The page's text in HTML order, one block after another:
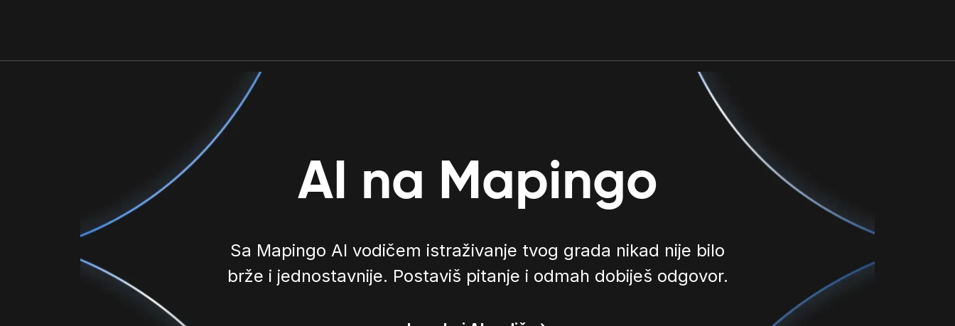
AI na Mapingo
Sa Mapingo AI vodičem istraživanje tvog grada nikad nije bilo
brže i jednostavnije. Postaviš pitanje i odmah dobiješ odgovor.